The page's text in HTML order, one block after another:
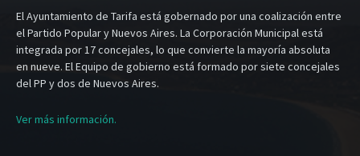
El Ayuntamiento de Tarifa está gobernado por una coalización entre
el Partido Popular y Nuevos Aires. La Corporación Municipal está
integrada por 17 concejales, lo que convierte la mayoría absoluta
en nueve. El Equipo de gobierno está formado por siete concejales
del PP y dos de Nuevos Aires.
Ver más información.